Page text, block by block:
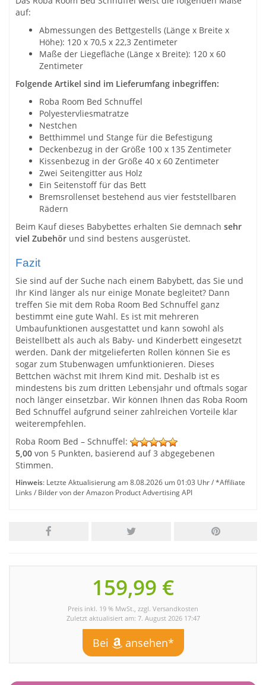
auf:
Abmessungen des Bettgestells (Länge x Breite x
Höhe): 120 x 70,5 x 22,3 Zentimeter
Maße der Liegefläche (Länge x Breite): 120 x 60
Zentimeter
Folgende Artikel sind im Lieferumfang inbegriffen:
Roba Room Bed Schnuffel
Polyestervliesmatratze
Nestchen
Betthimmel und Stange für die Befestigung
Deckenbezug in der Größe 100 x 135 Zentimeter
Kissenbezug in der Größe 40 x 60 Zentimeter
Zwei Seitengitter aus Holz
Ein Seitenstoff für das Bett
Bremsrollenset bestehend aus vier feststellbaren
Rädern
Beim Kauf dieses Babybettes erhalten Sie demnach sehr
viel Zubehör und sind bestens ausgerüstet.
Fazit
Sie sind auf der Suche nach einem Babybett, das Sie und
Ihr Kind länger als nur einige Monate begleitet? Dann
treffen Sie mit dem Roba Room Bed Schnuffel ganz
bestimmt eine gute Wahl. Es ist mit mehreren
Umbaufunktionen ausgestattet und kann sowohl als
Beistellbett als auch als Baby- und Kinderbett eingesetzt
werden. Dank der mitgelieferten Rollen können Sie es
sogar zum Stubenwagen umfunktionieren. Dieses
Bettchen wächst mit Ihrem Kind mit. Deshalb ist es
mindestens bis zum dritten Lebensjahr und oftmals sogar
noch länger einsetzbar. Wir können Ihnen das Roba Room
Bed Schnuffel aufgrund seiner zahlreichen Vorteile klar
weiterempfehlen.
Roba Room Bed – Schnuffel:
5,00 von 5 Punkten, basierend auf3 abgegebenen
Stimmen.
Hinweis: Letzte Aktualisierung am 8.08.2026 um 01:03 Uhr / *Affiliate
Links / Bilder von der Amazon Product Advertising API
159,99 €
Preis inkl. 19 % MwSt., zzgl. Versandkosten
Zuletzt aktualisiert am: 7. August 2026 17:47
Bei ansehen*